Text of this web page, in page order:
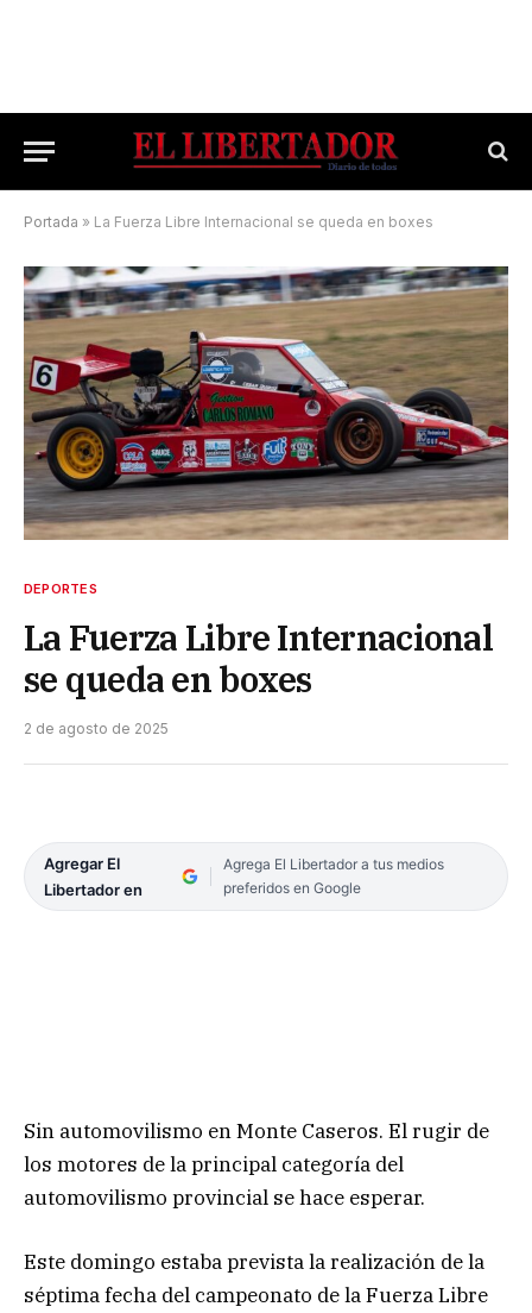
Portada » La Fuerza Libre Internacional se queda en boxes
DEPORTES
La Fuerza Libre Internacional
se queda en boxes
2 de agosto de 2025
Agregar El
Libertador en
Agrega El Libertador a tus medios
preferidos en Google
Sin automovilismo en Monte Caseros. El rugir de
los motores de la principal categoría del
automovilismo provincial se hace esperar.
Este domingo estaba prevista la realización de la
séptima fecha del campeonato de la Fuerza Libre